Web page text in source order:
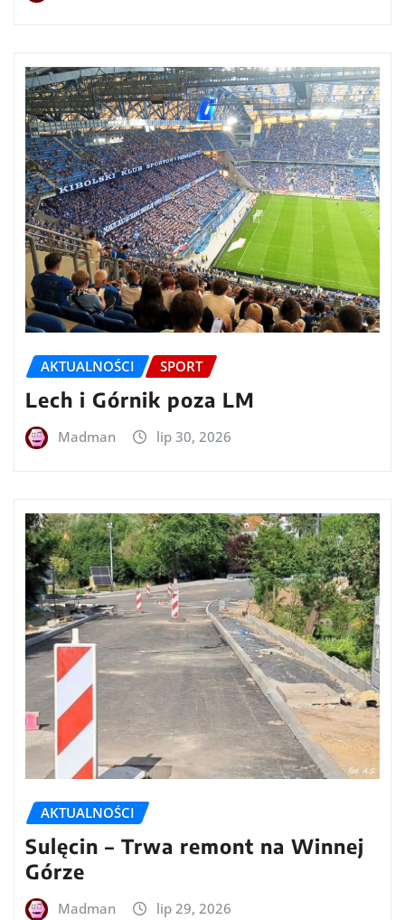
AKTUALNOŚCI SPORT
Lech i Górnik poza LM
Madman lip 30, 2026
AKTUALNOŚCI
Sulęcin – Trwa remont na Winnej
Górze
Madman lip 29, 2026